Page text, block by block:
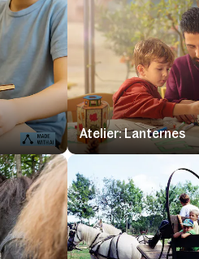
Atelier: Lanternes